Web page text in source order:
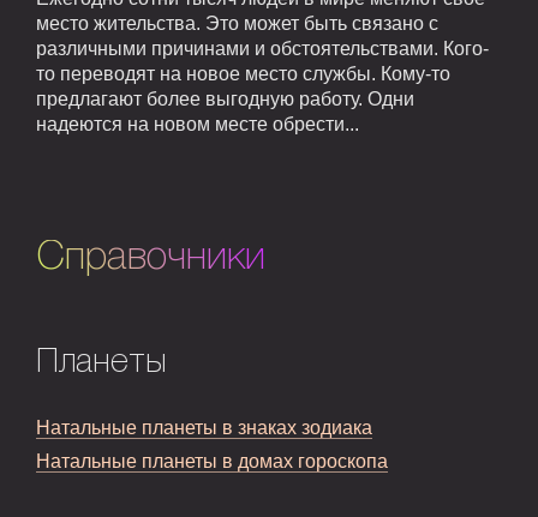
место жительства. Это может быть связано с
различными причинами и обстоятельствами. Кого-
то переводят на новое место службы. Кому-то
предлагают более выгодную работу. Одни
надеются на новом месте обрести...
Справочники
Планеты
Натальные планеты в знаках зодиака
Натальные планеты в домах гороскопа